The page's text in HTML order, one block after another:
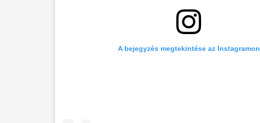
A bejegyzés megtekintése az Instagramon